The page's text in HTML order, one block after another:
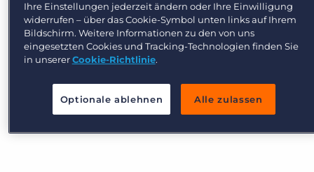
Entwickeln Sie eine SEO-Strategie für Ihren
Content. Das erhöht die Chance, dass
Kandidat:innen auf Ihr Unternehmen
Ihre Einstellungen jederzeit ändern oder Ihre Einwilligung
widerrufen – über das Cookie-Symbol unten links auf Ihrem
Bildschirm. Weitere Informationen zu den von uns
eingesetzten Cookies und Tracking-Technologien finden Sie
in unsererCookie-Richtlinie.
Optionale ablehnen Alle zulassen